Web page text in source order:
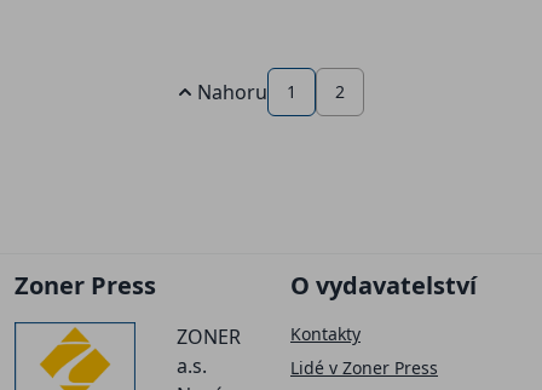
Nahoru 1 2
Zoner Press
ZONER
a.s.
O vydavatelství
Kontakty
Lidé v Zoner Press